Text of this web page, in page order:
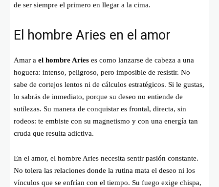
de ser siempre el primero en llegar a la cima.
El hombre Aries en el amor
Amar a el hombre Aries es como lanzarse de cabeza a una
hoguera: intenso, peligroso, pero imposible de resistir. No
sabe de cortejos lentos ni de cálculos estratégicos. Si le gustas,
lo sabrás de inmediato, porque su deseo no entiende de
sutilezas. Su manera de conquistar es frontal, directa, sin
rodeos: te embiste con su magnetismo y con una energía tan
cruda que resulta adictiva.
En el amor, el hombre Aries necesita sentir pasión constante.
No tolera las relaciones donde la rutina mata el deseo ni los
vínculos que se enfrían con el tiempo. Su fuego exige chispa,